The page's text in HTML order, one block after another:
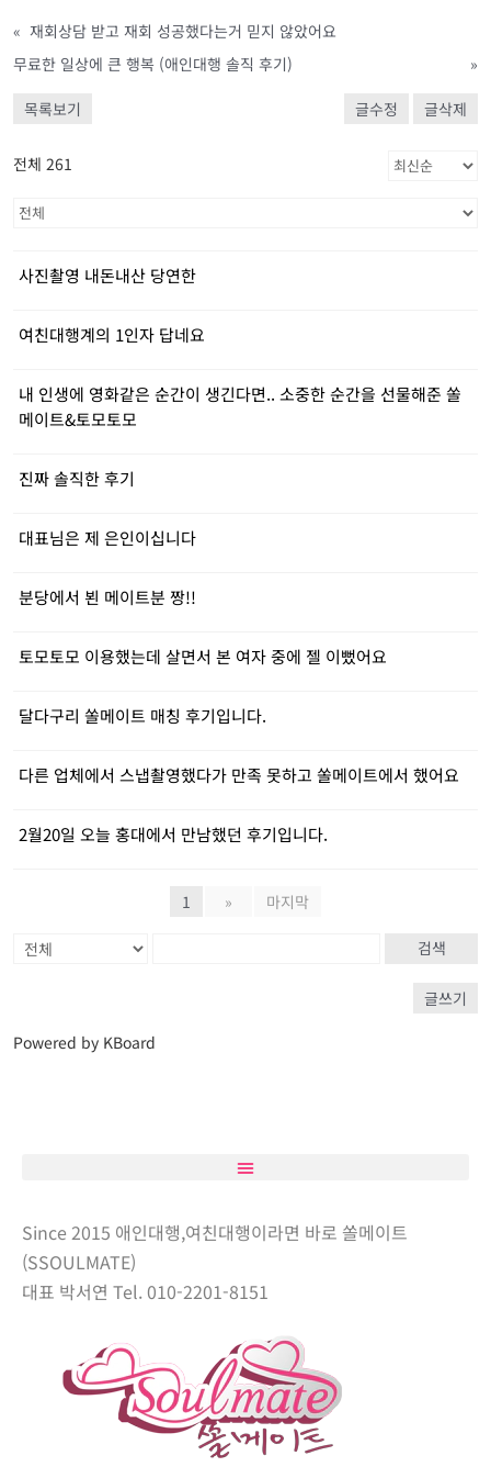
« 재회상담 받고 재회 성공했다는거 믿지 않았어요
무료한 일상에 큰 행복 (애인대행 솔직 후기)
»
목록보기 글수정 글삭제
전체 261
사진촬영 내돈내산 당연한
여친대행계의 1인자 답네요
내 인생에 영화같은 순간이 생긴다면.. 소중한 순간을 선물해준 쏠
메이트&토모토모
진짜 솔직한 후기
대표님은 제 은인이십니다
분당에서 뵌 메이트분 짱!!
토모토모 이용했는데 살면서 본 여자 중에 젤 이뻤어요
달다구리 쏠메이트 매칭 후기입니다.
다른 업체에서 스냅촬영했다가 만족 못하고 쏠메이트에서 했어요
2월20일 오늘 홍대에서 만남했던 후기입니다.
1 » 마지막
검색
글쓰기
Powered by KBoard
Since 2015 애인대행,여친대행이라면 바로 쏠메이트
(SSOULMATE)
대표 박서연 Tel. 010-2201-8151